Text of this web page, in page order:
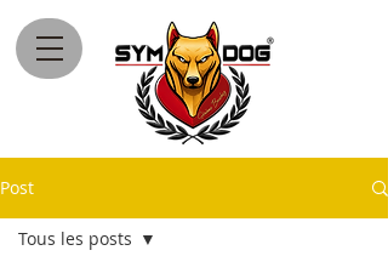
Post
Tous les posts